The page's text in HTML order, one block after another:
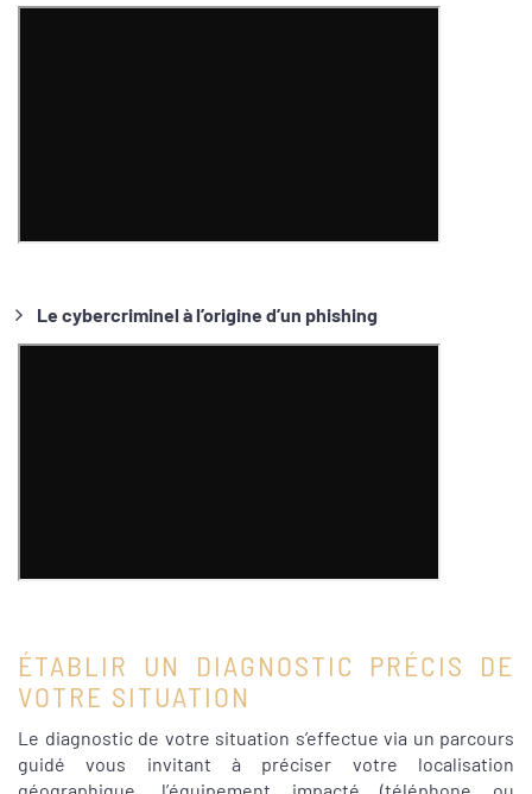
Le cybercriminel à l’origine d’un phishing
ÉTABLIR UN DIAGNOSTIC PRÉCIS DE
VOTRE SITUATION
Le diagnostic de votre situation s’effectue via un parcours
guidé vous invitant à préciser votre localisation